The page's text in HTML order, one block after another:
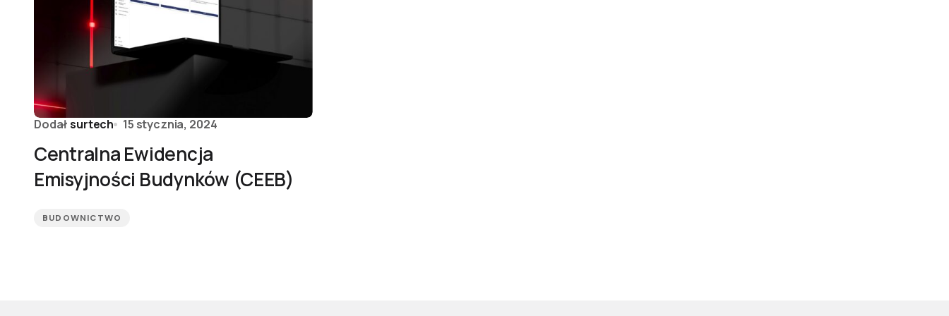
Dodałsurtech 15 stycznia, 2024
Centralna Ewidencja
Emisyjności Budynków (CEEB)
BUDOWNICTWO